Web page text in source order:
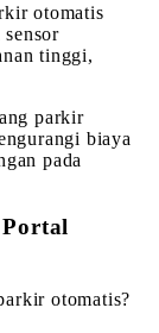
otomatis
tinggi,
parkir
biaya
pada
otomatis?